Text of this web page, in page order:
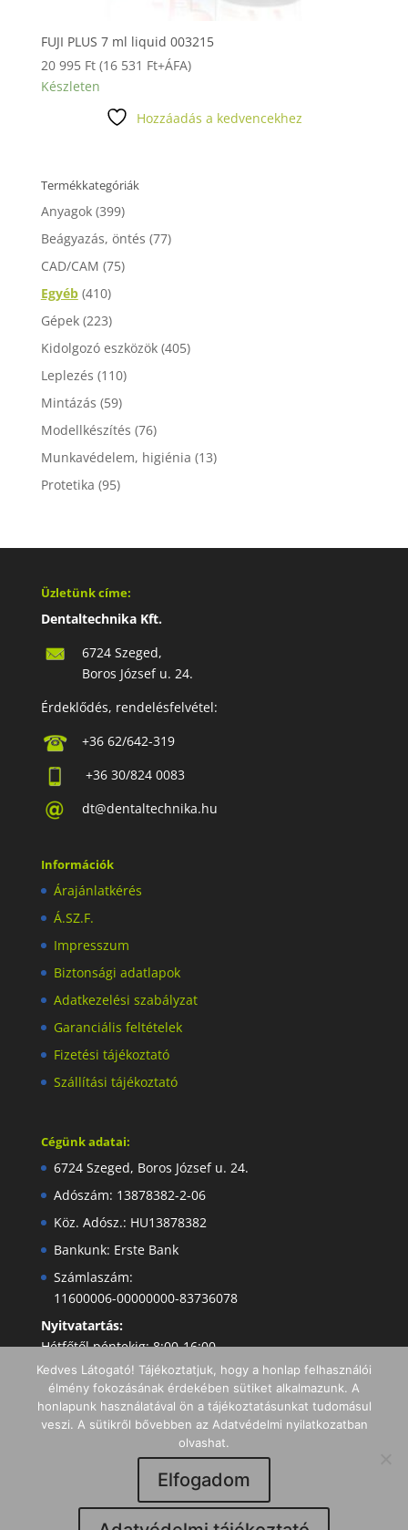
FUJI PLUS 7 ml liquid 003215
20 995 Ft (16 531 Ft+ÁFA)
Készleten
Hozzáadás a kedvencekhez
Termékkategóriák
Anyagok (399)
Beágyazás, öntés (77)
CAD/CAM (75)
Egyéb (410)
Gépek (223)
Kidolgozó eszközök (405)
Leplezés (110)
Mintázás (59)
Modellkészítés (76)
Munkavédelem, higiénia (13)
Protetika (95)
Üzletünk címe:
Dentaltechnika Kft.
6724 Szeged,
Boros József u. 24.
Érdeklődés, rendelésfelvétel:
+36 62/642-319
+36 30/824 0083
dt@dentaltechnika.hu
Információk
Árajánlatkérés
Á.SZ.F.
Impresszum
Biztonsági adatlapok
Adatkezelési szabályzat
Garanciális feltételek
Fizetési tájékoztató
Szállítási tájékoztató
Cégünk adatai:
6724 Szeged, Boros József u. 24.
Adószám: 13878382-2-06
Köz. Adósz.: HU13878382
Bankunk: Erste Bank
Számlaszám:
11600006-00000000-83736078
Nyitvatartás:
Hétfőtől péntekig: 8:00-16:00
Minden jog fenntartva I Copyright 2019 -
Kedves Látogató! Tájékoztatjuk, hogy a honlap felhasználói
élmény fokozásának érdekében sütiket alkalmazunk. A
honlapunk használatával ön a tájékoztatásunkat tudomásul
veszi. A sütikről bővebben az Adatvédelmi nyilatkozatban
olvashat.
Elfogadom